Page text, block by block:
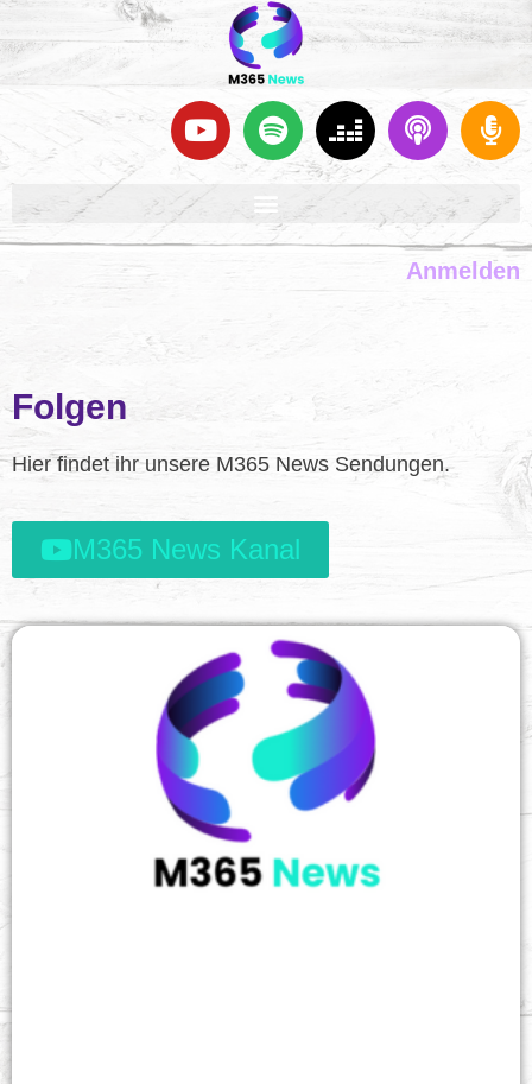
Anmelden
Folgen
Hier findet ihr unsere M365 News Sendungen.
M365 News Kanal